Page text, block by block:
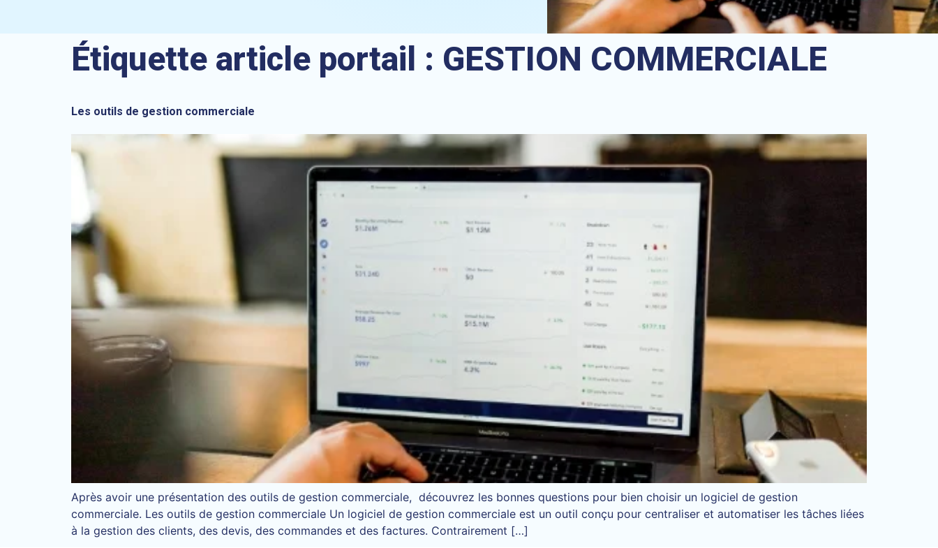
Étiquette article portail : GESTION COMMERCIALE
Les outils de gestion commerciale
Après avoir une présentation des outils de gestion commerciale, découvrez les bonnes questions pour bien choisir un logiciel de gestion
commerciale. Les outils de gestion commerciale Un logiciel de gestion commerciale est un outil conçu pour centraliser et automatiser les tâches liées
à la gestion des clients, des devis, des commandes et des factures. Contrairement […]